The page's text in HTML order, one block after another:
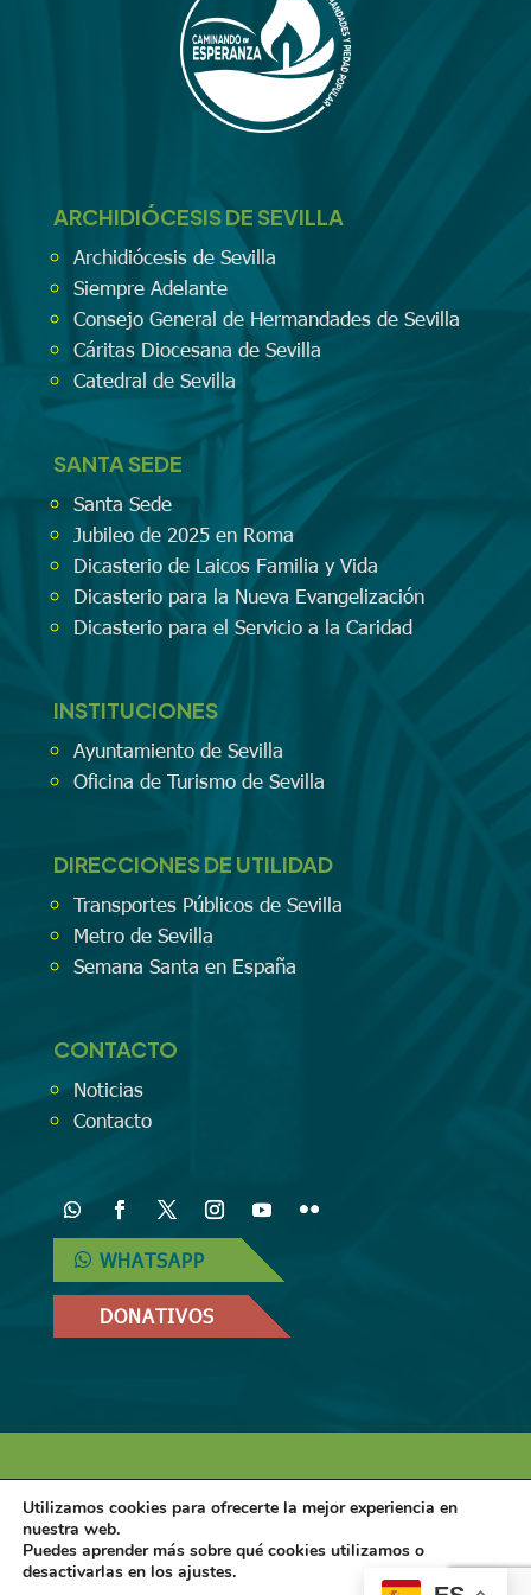
ARCHIDIÓCESIS DE SEVILLA
Archidiócesis de Sevilla
Siempre Adelante
Consejo General de Hermandades de Sevilla
Cáritas Diocesana de Sevilla
Catedral de Sevilla
SANTA SEDE
Santa Sede
Jubileo de 2025 en Roma
Dicasterio de Laicos Familia y Vida
Dicasterio para la Nueva Evangelización
Dicasterio para el Servicio a la Caridad
INSTITUCIONES
Ayuntamiento de Sevilla
Oficina de Turismo de Sevilla
DIRECCIONES DE UTILIDAD
Transportes Públicos de Sevilla
Metro de Sevilla
Semana Santa en España
CONTACTO
Noticias
Contacto
WHATSAPP
DONATIVOS
Diseñado poriNova Cloud. Una empresa
deGrupo Inova
2024© Todos los derechos
reservados.Política de Privacidad|Aviso
Utilizamos cookies para ofrecerte la mejor experiencia en
nuestra web.
Puedes aprender más sobre qué cookies utilizamos o
desactivarlas en los ajustes.